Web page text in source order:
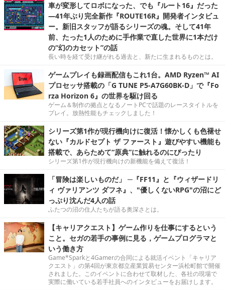
車が変形してロボになった、でも『ルート16』だった
―41年ぶり完全新作『ROUTE16R』開発者インタビュ
ー。新旧スタッフが語るシリーズの魂。そして41年
前、たった1人のために手作業で直した世界に1本だけ
の“幻のカセット”の話
長い時を経て受け継がれる過去と、新たに生まれるものとは。
ゲームプレイも録画配信もこれ1台。AMD Ryzen™ AI
プロセッサ搭載の「G TUNE P5-A7G60BK-D」で『Fo
rza Horizon 6』の世界を駆け回る
ゲーム＆制作の拠点となるノートPCで話題のレースタイトルを
プレイ。放熱性能もチェックしました！
シリーズ第1作が現行機向けに復活！懐かしくも色褪せ
ない『カルドセプト ザ ファースト』遊びやすい機能も
搭載で、あらためて“原典”に触れるのにぴったり
シリーズ第1作が現行機向けの新機能を備えて復活！
「冒険は楽しいものだ」 ─『FF11』と『ウィザードリ
ィ ヴァリアンツ ダフネ』、"優しくないRPG"の沼にど
っぷり沈んだ4人の話
ふたつの沼の住人たちが語る奥深さとは。
【キャリアクエスト】ゲーム作りを仕事にするという
こと。セガの若手の事例に見る，ゲームプログラマと
いう働き方
Game*Sparkと4Gamerの合同による就活イベント「キャリア
クエスト」の第4回が東京都立産業貿易センター浜松町館で開催
されました。このイベントに合わせて取材した、各社の現場で
実際に働いている若手社員へのインタビューをお届けします。